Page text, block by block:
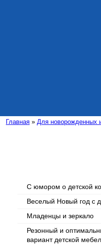
Главная » Для новорожденных
С юмором о детской
Веселый Новый год с
Младенцы и зеркало
Резонный и
вариант детской